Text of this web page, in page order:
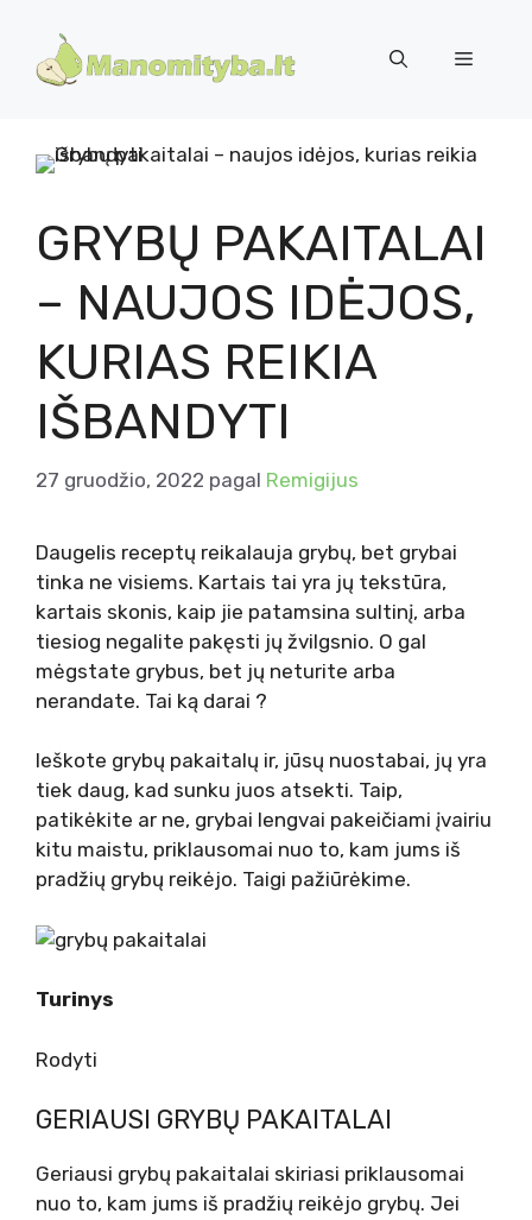
turinio
Meniu
GRYBŲ PAKAITALAI
– NAUJOS IDĖJOS,
KURIAS REIKIA
IŠBANDYTI
27 gruodžio, 2022 pagal Remigijus
Daugelis receptų reikalauja grybų, bet grybai
tinka ne visiems. Kartais tai yra jų tekstūra,
kartais skonis, kaip jie patamsina sultinį, arba
tiesiog negalite pakęsti jų žvilgsnio. O gal
mėgstate grybus, bet jų neturite arba
nerandate. Tai ką darai ?
Ieškote grybų pakaitalų ir, jūsų nuostabai, jų yra
tiek daug, kad sunku juos atsekti. Taip,
patikėkite ar ne, grybai lengvai pakeičiami įvairiu
kitu maistu, priklausomai nuo to, kam jums iš
pradžių grybų reikėjo. Taigi pažiūrėkime.
Turinys
Rodyti
GERIAUSI GRYBŲ PAKAITALAI
Geriausi grybų pakaitalai skiriasi priklausomai
nuo to, kam jums iš pradžių reikėjo grybų. Jei